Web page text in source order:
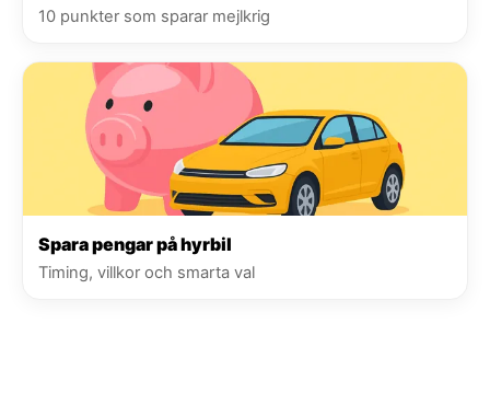
10 punkter som sparar mejlkrig
Spara pengar på hyrbil
Timing, villkor och smarta val